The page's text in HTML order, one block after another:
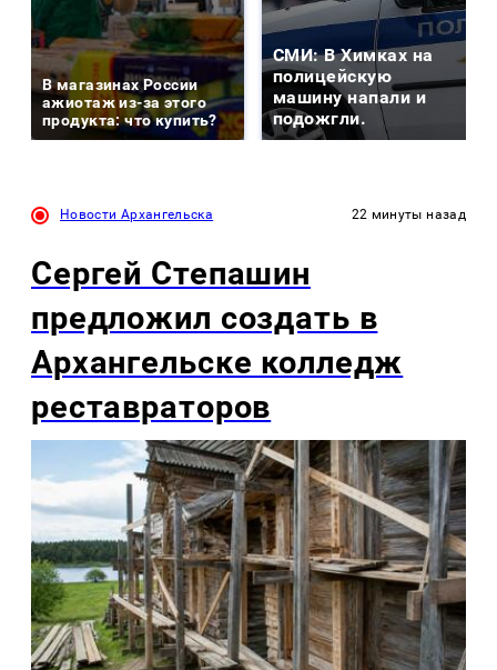
В магазинах России
ажиотаж из-за этого
продукта: что купить?
СМИ: В Химках на
полицейскую
машину напали и
подожгли.
Новости Архангельска 22 минуты назад
Сергей Степашин
предложил создать в
Архангельске колледж
реставраторов